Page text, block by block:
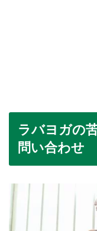
ラバヨガの
問い合わせ